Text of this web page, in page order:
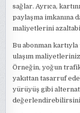
sağlar. Ayrıca,
paylaşma imkanına
maliyetlerini
Bu abonman
ulaşım
Örneğin, yoğun
yakıttan tasarruf
yürüyüş gibi